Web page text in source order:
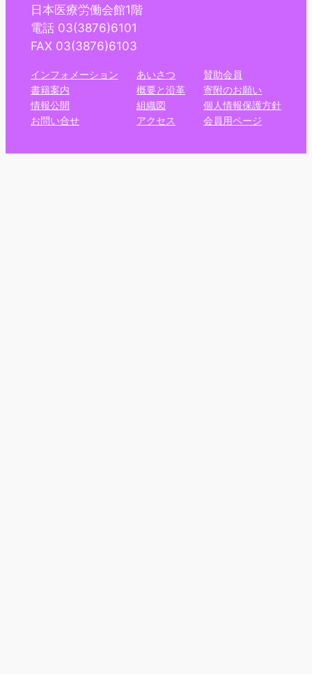
日本医療労働会館1階
電話 03(3876)6101
FAX 03(3876)6103
インフォメーション
書籍案内
情報公開
お問い合せ
あいさつ
概要と沿革
組織図
アクセス
賛助会員
寄附のお願い
個人情報保護方針
会員用ページ